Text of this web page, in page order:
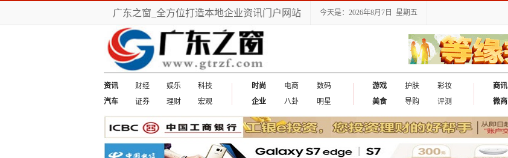
广东之窗_全方位打造本地企业资讯门户网站 今天是：2026年8月7日 星期五
资讯 财经 娱乐
科技
汽车
证券 理财 宏观
时尚 电商
数码
企业
八卦 明星
游戏 护肤
彩妆
美食
导购 评测
商讯
微商